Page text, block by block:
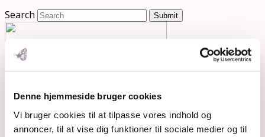
Denne hjemmeside bruger cookies
Vi bruger cookies til at tilpasse vores indhold og
annoncer, til at vise dig funktioner til sociale medier og til
Search
Submit